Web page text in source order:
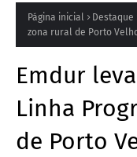
Página inicial Destaque
zona rural de Porto
Emdur
Linha
de Porto